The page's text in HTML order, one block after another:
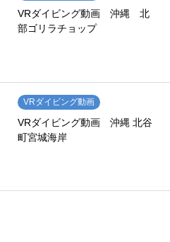
VRダイビング動画 沖縄 北
部ゴリラチョップ
VRダイビング動画
VRダイビング動画 沖縄 北谷
町宮城海岸